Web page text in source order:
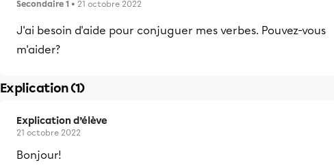
Secondaire 1 • 21 octobre 2022
J'ai besoin d'aide pour conjuguer mes verbes. Pouvez-vous
m'aider?
Explication (1)
Explication d’élève
21 octobre 2022
Bonjour!